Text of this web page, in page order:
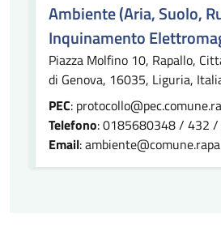
Ambiente (Aria, Suolo,
Inquinamento
Piazza Molfino 10, Rapallo,
di Genova, 16035, Liguria,
PEC:
Telefono: 0185680348 / 432
Email: